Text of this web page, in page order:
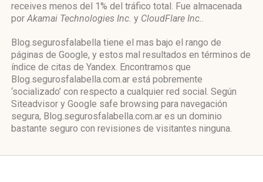
receives menos del 1% del tráfico total. Fue almacenada
porAkamai Technologies Inc. y CloudFlare Inc..
Blog.segurosfalabella tiene el mas bajo el rango de
páginas de Google, y estos mal resultados en términos de
índice de citas de Yandex. Encontramos que
Blog.segurosfalabella.com.ar está pobremente
‘socializado’ con respecto a cualquier red social. Según
Siteadvisor y Google safe browsing para navegación
segura, Blog.segurosfalabella.com.ar es un dominio
bastante seguro con revisiones de visitantes ninguna.